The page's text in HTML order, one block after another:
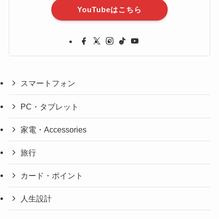
YouTubeはこちら
スマートフォン
PC・タブレット
家電・Accessories
旅行
カード・ポイント
人生設計